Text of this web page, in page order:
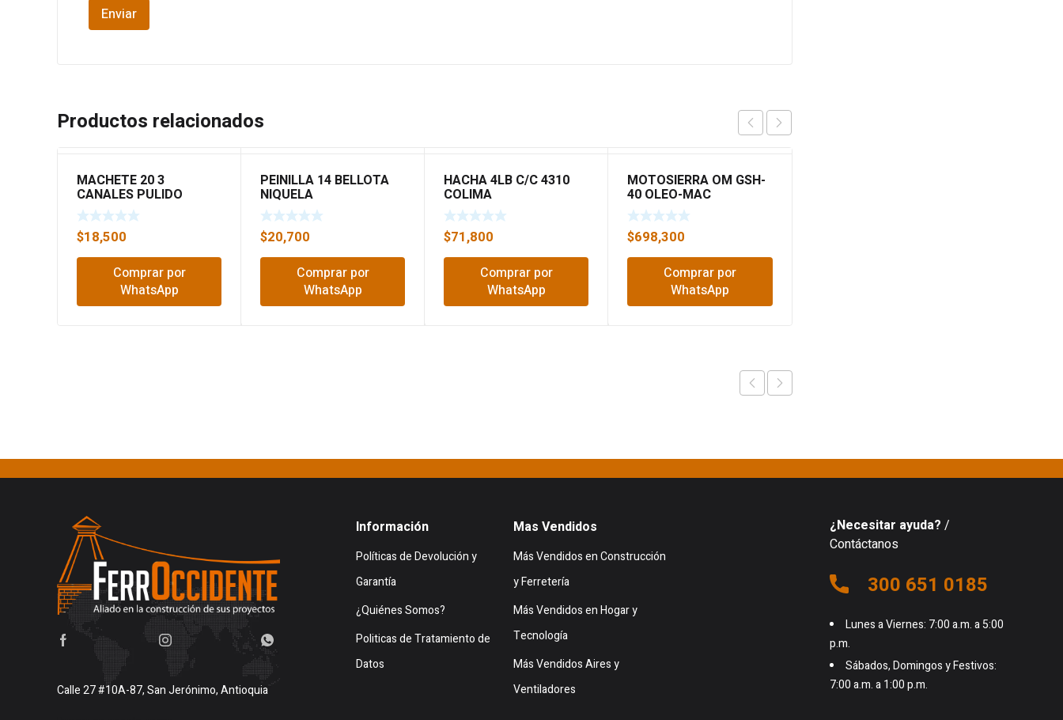
Productos relacionados
MACHETE 20 3
CANALES PULIDO
HERRAGRO
$18,500
Comprar por
WhatsApp
PEINILLA 14 BELLOTA
NIQUELA
$20,700
Comprar por
WhatsApp
HACHA 4LB C/C 4310
COLIMA
$71,800
Comprar por
WhatsApp
MOTOSIERRA OM GSH-
40 OLEO-MAC
$698,300
Comprar por
WhatsApp
Calle 27 #10A-87, San Jerónimo, Antioquia
Información
Políticas de Devolución y
Garantía
¿Quiénes Somos?
Politicas de Tratamiento de
Datos
Mas Vendidos
Más Vendidos en Construcción
y Ferretería
Más Vendidos en Hogar y
Tecnología
Más Vendidos Aires y
Ventiladores
¿Necesitar ayuda? /
Contáctanos
300 651 0185
Lunes a Viernes: 7:00 a.m. a 5:00
p.m.
Sábados, Domingos y Festivos:
7:00 a.m. a 1:00 p.m.